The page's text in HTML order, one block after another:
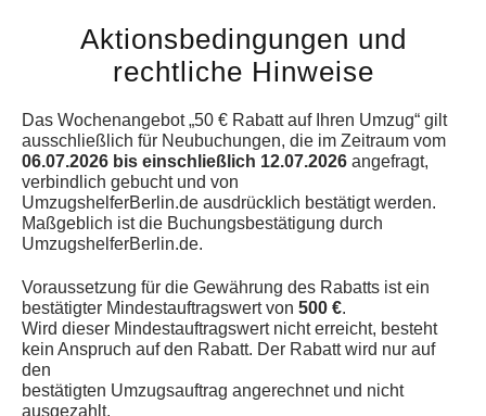
Aktionsbedingungen und
rechtliche Hinweise
Das Wochenangebot „50 € Rabatt auf Ihren Umzug“ gilt
ausschließlich für Neubuchungen, die im Zeitraum vom
06.07.2026 bis einschließlich 12.07.2026 angefragt,
verbindlich gebucht und von
UmzugshelferBerlin.de ausdrücklich bestätigt werden.
Maßgeblich ist die Buchungsbestätigung durch
UmzugshelferBerlin.de.
Voraussetzung für die Gewährung des Rabatts ist ein
bestätigter Mindestauftragswert von 500 €.
Wird dieser Mindestauftragswert nicht erreicht, besteht
kein Anspruch auf den Rabatt. Der Rabatt wird nur auf
den
bestätigten Umzugsauftrag angerechnet und nicht
ausgezahlt.